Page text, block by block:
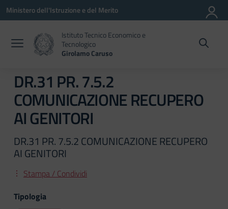
Vai ai contenuti
Vai al menu di navigazione
Vai al footer
Ministero dell'Istruzione e del Merito
Istituto Tecnico Economico e
Tecnologico
Girolamo Caruso
DR.31 PR. 7.5.2
COMUNICAZIONE RECUPERO
AI GENITORI
DR.31 PR. 7.5.2 COMUNICAZIONE RECUPERO
AI GENITORI
Stampa / Condividi
Tipologia